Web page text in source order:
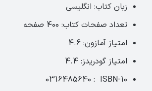
زبان کتاب: انگلیسی‏
تعداد صفحات کتاب: 400 صفحه ‏
امتیاز آمازون: 4.6 ‏
امتیاز گودریدز: 4.4
ISBN-10 ‏ : ‎ 0316485640